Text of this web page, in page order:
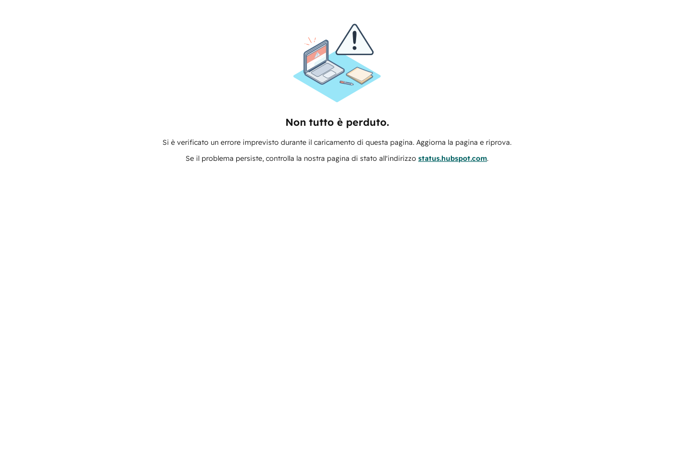
Non tutto è perduto.
Si è verificato un errore imprevisto durante il caricamento di questa pagina. Aggiorna la pagina e riprova.
Se il problema persiste, controlla la nostra pagina di stato all'indirizzo status.hubspot.com.